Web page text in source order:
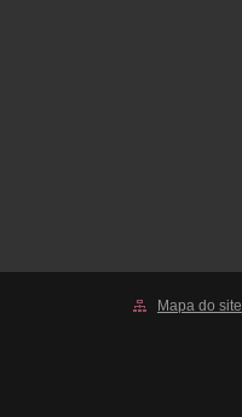
Mapa do site